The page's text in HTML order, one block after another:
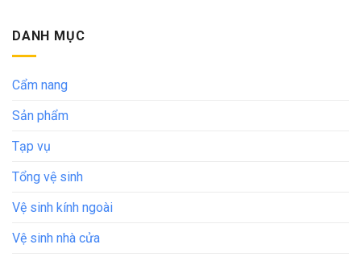
DANH MỤC
Cẩm nang
Sản phẩm
Tạp vụ
Tổng vệ sinh
Vệ sinh kính ngoài
Vệ sinh nhà cửa